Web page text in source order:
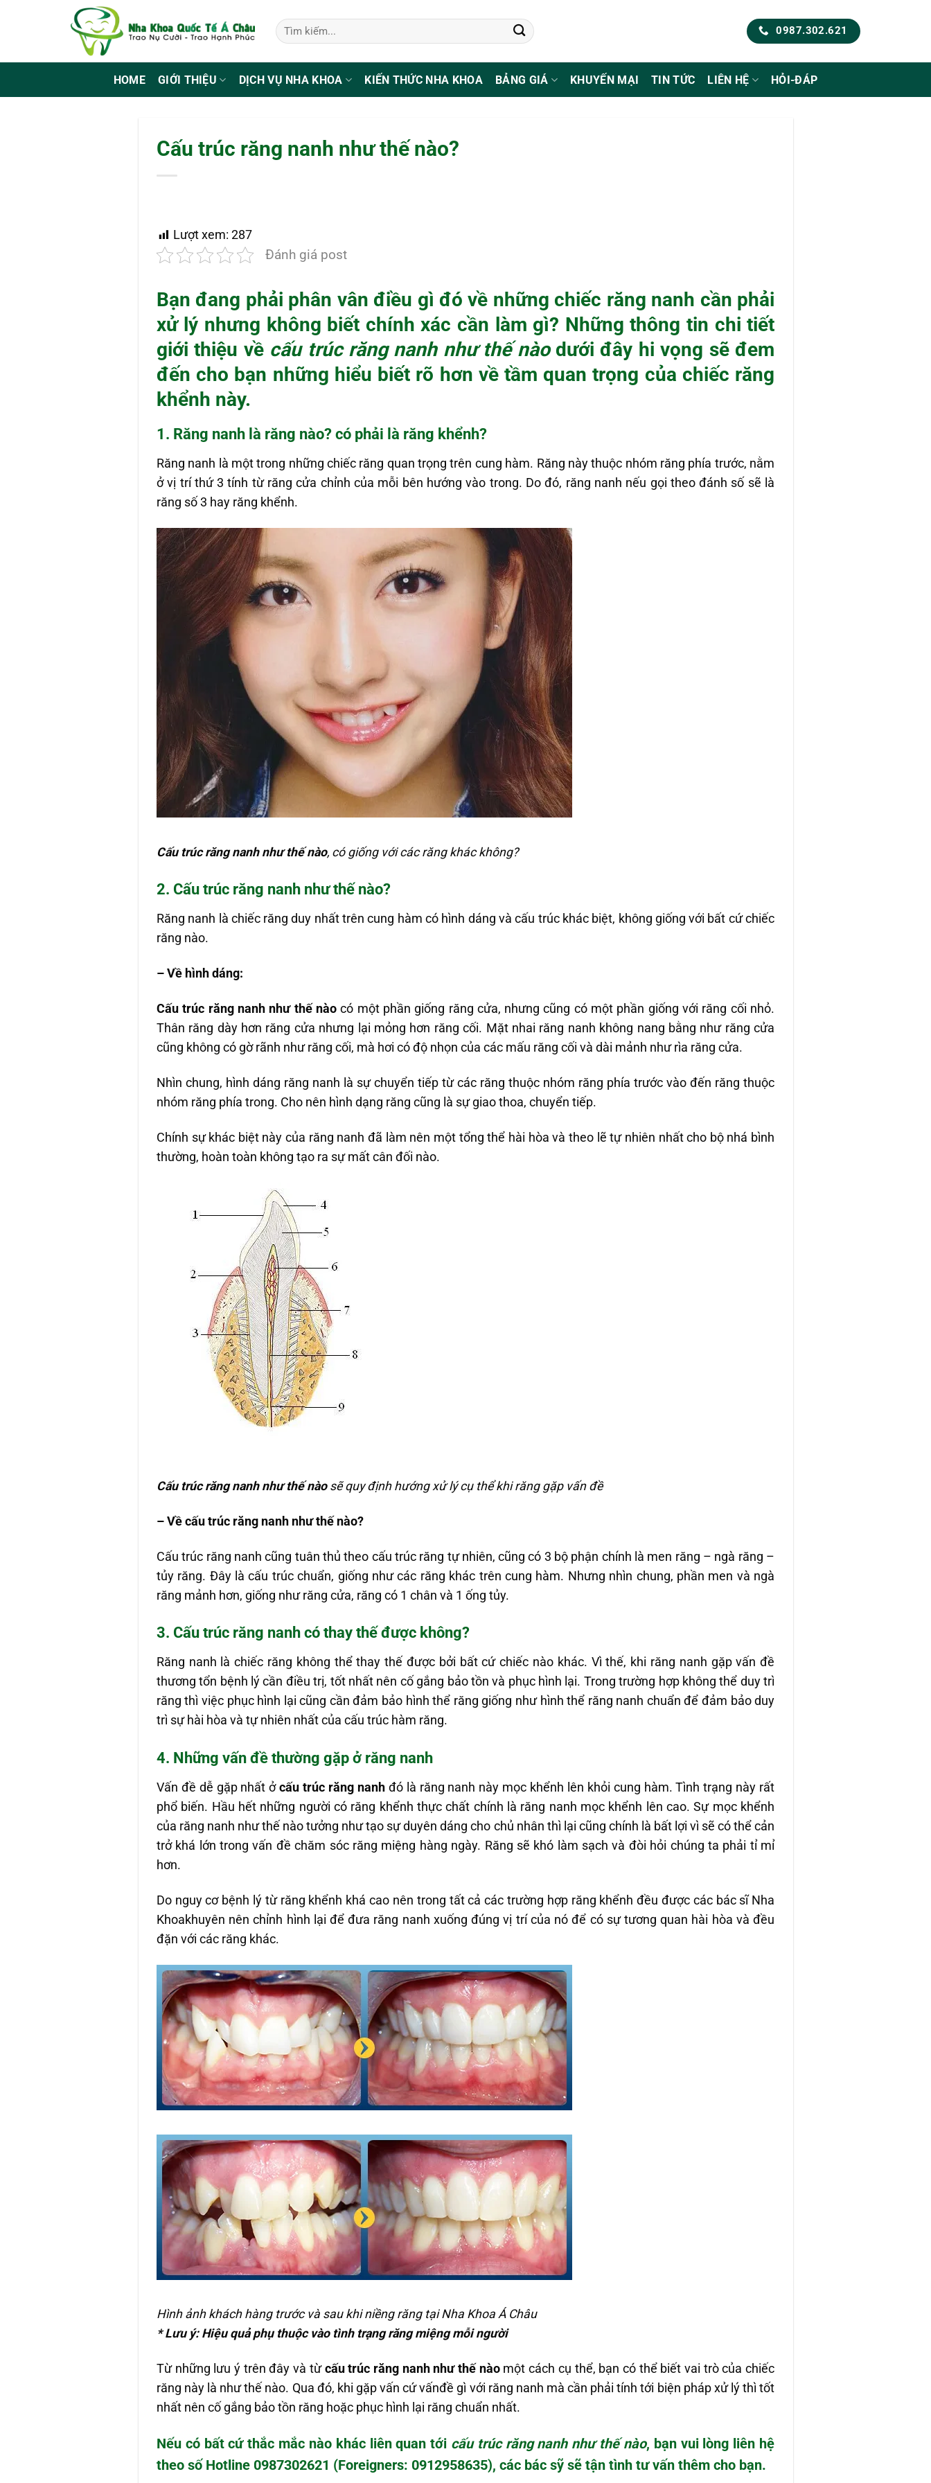
0987.302.621
HOME GIỚI THIỆU DỊCH VỤ NHA KHOA KIẾN THỨC NHA KHOA BẢNG GIÁ KHUYẾN MẠI TIN TỨC LIÊN HỆ HỎI-ĐÁP
Cấu trúc răng nanh như thế nào?
Lượt xem: 287
Đánh giá post
Bạn đang phải phân vân điều gì đó về những chiếc răng nanh cần phải
xử lý nhưng không biết chính xác cần làm gì? Những thông tin chi tiết
giới thiệu về cấu trúc răng nanhnhư thế nàodưới đây hi vọng sẽ đem
đến cho bạn những hiểu biết rõ hơn về tầm quan trọng của chiếc răng
khểnh này.
1. Răng nanh là răng nào? có phải là răng khểnh?
Răng nanh là một trong những chiếc răng quan trọng trên cung hàm. Răng này thuộc nhóm răng phía trước, nằm
ở vị trí thứ 3 tính từ răng cửa chỉnh của mỗi bên hướng vào trong. Do đó, răng nanh nếu gọi theo đánh số sẽ là
răng số 3 hay răng khểnh.
Cấu trúc răng nanh như thế nào, có giống với các răng khác không?
2. Cấu trúc răng nanh như thế nào?
Răng nanh là chiếc răng duy nhất trên cung hàm có hình dáng và cấu trúc khác biệt, không giống với bất cứ chiếc
răng nào.
– Về hình dáng:
Cấu trúc răng nanh như thế nàocó một phần giống răng cửa, nhưng cũng có một phần giống với răng cối nhỏ.
Thân răng dày hơn răng cửa nhưng lại mỏng hơn răng cối. Mặt nhai răng nanh không nang bằng như răng cửa
cũng không có gờ rãnh như răng cối, mà hơi có độ nhọn của các mấu răng cối và dài mảnh như rìa răng cửa.
Nhìn chung, hình dáng răng nanh là sự chuyển tiếp từ các răng thuộc nhóm răng phía trước vào đến răng thuộc
nhóm răng phía trong. Cho nên hình dạng răng cũng là sự giao thoa, chuyển tiếp.
Chính sự khác biệt này của răng nanh đã làm nên một tổng thể hài hòa và theo lẽ tự nhiên nhất cho bộ nhá bình
thường, hoàn toàn không tạo ra sự mất cân đối nào.
Cấu trúc răng nanh như thế nàosẽ quy định hướng xử lý cụ thể khi răng gặp vấn đề
– Về cấu trúc răng nanh như thế nào?
Cấu trúc răng nanh cũng tuân thủ theo cấu trúc răng tự nhiên, cũng có 3 bộ phận chính là men răng – ngà răng –
tủy răng. Đây là cấu trúc chuẩn, giống như các răng khác trên cung hàm. Nhưng nhìn chung, phần men và ngà
răng mảnh hơn, giống như răng cửa, răng có 1 chân và 1 ống tủy.
3. Cấu trúc răng nanh có thay thế được không?
Răng nanh là chiếc răng không thể thay thế được bởi bất cứ chiếc nào khác. Vì thế, khi răng nanh gặp vấn đề
thương tổn bệnh lý cần điều trị, tốt nhất nên cố gắng bảo tồn và phục hình lại. Trong trường hợp không thể duy trì
răng thì việc phục hình lại cũng cần đảm bảo hình thể răng giống như hình thể răng nanh chuẩn để đảm bảo duy
trì sự hài hòa và tự nhiên nhất của cấu trúc hàm răng.
4. Những vấn đề thường gặp ở răng nanh
Vấn đề dễ gặp nhất ởcấu trúc răng nanhđó là răng nanh này mọc khểnh lên khỏi cung hàm. Tình trạng này rất
phổ biến. Hầu hết những người có răng khểnh thực chất chính là răng nanh mọc khểnh lên cao. Sự mọc khểnh
của răng nanh như thế nào tưởng như tạo sự duyên dáng cho chủ nhân thì lại cũng chính là bất lợi vì sẽ có thể cản
trở khá lớn trong vấn đề chăm sóc răng miệng hàng ngày. Răng sẽ khó làm sạch và đòi hỏi chúng ta phải tỉ mỉ
hơn.
Do nguy cơ bệnh lý từ răng khểnh khá cao nên trong tất cả các trường hợp răng khểnh đều được các bác sĩ Nha
Khoakhuyên nên chỉnh hình lại để đưa răng nanh xuống đúng vị trí của nó để có sự tương quan hài hòa và đều
đặn với các răng khác.
Hình ảnh khách hàng trước và sau khi niềng răng tại Nha Khoa Á Châu
* Lưu ý: Hiệu quả phụ thuộc vào tình trạng răng miệng mỗi người
Từ những lưu ý trên đây và từ cấu trúc răng nanh như thế nàomột cách cụ thể, bạn có thể biết vai trò của chiếc
răng này là như thế nào. Qua đó, khi gặp vấn cứ vấnđề gì với răng nanh mà cần phải tính tới biện pháp xử lý thì tốt
nhất nên cố gắng bảo tồn răng hoặc phục hình lại răng chuẩn nhất.
Nếu có bất cứ thắc mắc nào khác liên quan tới cấu trúc răng nanh như thế nào, bạn vui lòng liên hệ
theo số Hotline 0987302621 (Foreigners: 0912958635), các bác sỹ sẽ tận tình tư vấn thêm cho bạn.